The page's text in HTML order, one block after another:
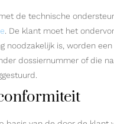
de technische
. De klant moet het
is, worden
dossiernummer of die